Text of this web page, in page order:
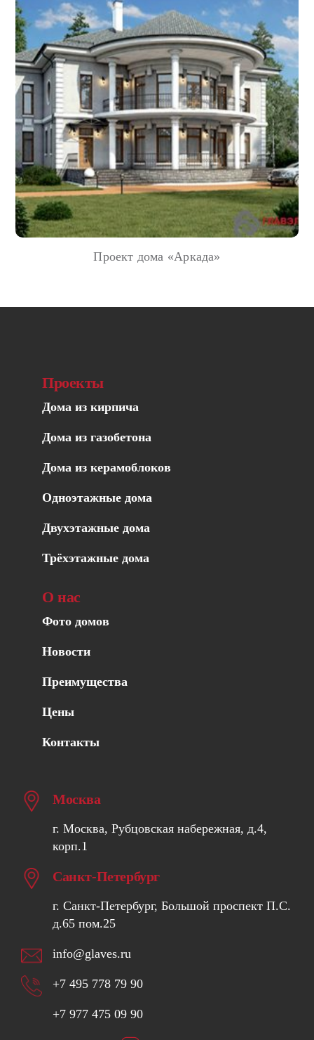
Проект дома «Аркада»
Проекты
Дома из кирпича
Дома из газобетона
Дома из керамоблоков
Одноэтажные дома
Двухэтажные дома
Трёхэтажные дома
О нас
Фото домов
Новости
Преимущества
Цены
Контакты
Москва
г. Москва, Рубцовская набережная, д.4,
корп.1
Санкт-Петербург
г. Санкт-Петербург, Большой проспект П.С.
д.65 пом.25
info@glaves.ru
+7 495 778 79 90
+7 977 475 09 90